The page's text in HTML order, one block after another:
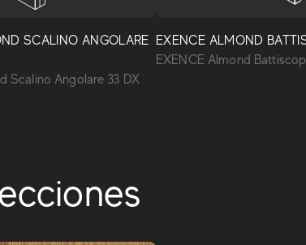
SCALINO ANGOLARE
Scalino Angolare 33 DX
EXENCE ALMOND
EXENCE Almond